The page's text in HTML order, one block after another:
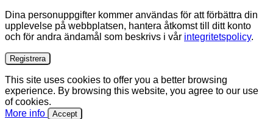
Dina personuppgifter kommer användas för att förbättra din
upplevelse på webbplatsen, hantera åtkomst till ditt konto
och för andra ändamål som beskrivs i vår integritetspolicy.
Registrera
This site uses cookies to offer you a better browsing
experience. By browsing this website, you agree to our use
of cookies.
More info
Accept